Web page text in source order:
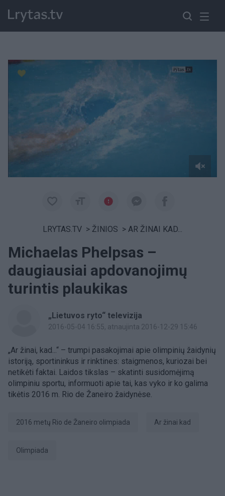
LRYTAS.TV > ŽINIOS > AR ŽINAI KAD...
Michaelas Phelpsas –
daugiausiai apdovanojimų
turintis plaukikas
„Lietuvos ryto“ televizija
2016-05-04 16:55, atnaujinta 2016-12-29 15:46
„Ar žinai, kad...“ – trumpi pasakojimai apie olimpinių žaidynių
istoriją, sportininkus ir rinktines: staigmenos, kuriozai bei
netikėti faktai. Laidos tikslas – skatinti susidomėjimą
olimpiniu sportu, informuoti apie tai, kas vyko ir ko galima
tikėtis 2016 m. Rio de Žaneiro žaidynėse.
2016 metų Rio de Žaneiro olimpiada Ar žinai kad
Olimpiada